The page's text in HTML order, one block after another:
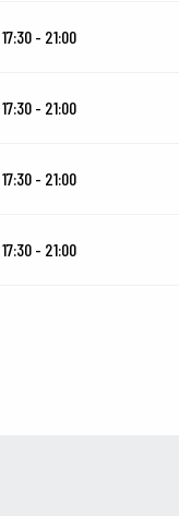
17:30 - 21:00
17:30 - 21:00
17:30 - 21:00
17:30 - 21:00